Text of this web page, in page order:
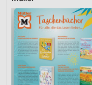
Quellen
Entwicklung und
Verwendung
Inhalten
IAB-Besonderheiten:
Verwendung genauer